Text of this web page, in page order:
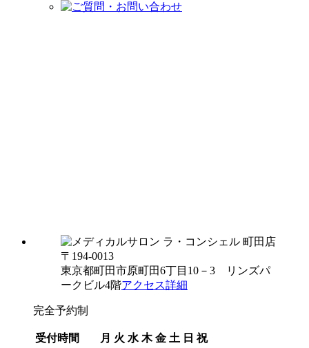
〒194-0013
東京都町田市原町田6丁目10－3 リンズパ
ークビル4階アクセス詳細
完全予約制
受付時間 月 火 水 木 金 土 日 祝